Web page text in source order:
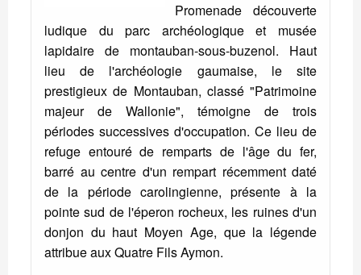
Promenade découverte
ludique du parc archéologique et musée
lapidaire de montauban-sous-buzenol. Haut
lieu de l'archéologie gaumaise, le site
prestigieux de Montauban, classé "Patrimoine
majeur de Wallonie", témoigne de trois
périodes successives d'occupation. Ce lieu de
refuge entouré de remparts de l'âge du fer,
barré au centre d'un rempart récemment daté
de la période carolingienne, présente à la
pointe sud de l'éperon rocheux, les ruines d'un
donjon du haut Moyen Age, que la légende
attribue aux Quatre Fils Aymon.